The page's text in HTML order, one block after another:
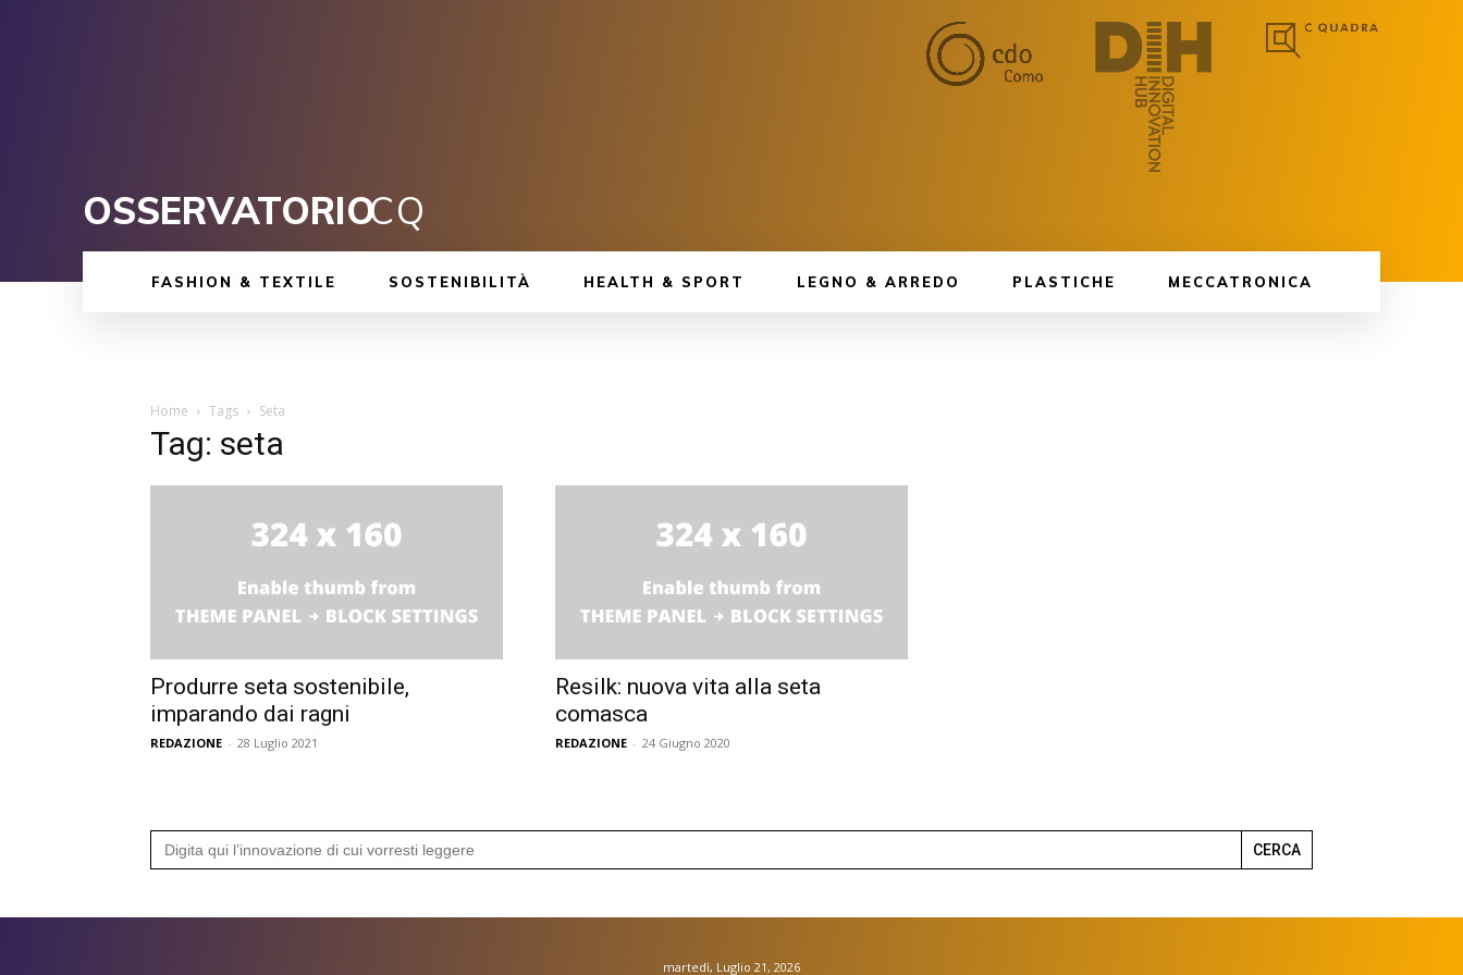
OSSERVATORIOCQ
FASHION & TEXTILE SOSTENIBILITÀ HEALTH & SPORT LEGNO & ARREDO PLASTICHE MECCATRONICA
Home Tags Seta
Tag: seta
Produrre seta sostenibile,
imparando dai ragni
REDAZIONE - 28 Luglio 2021
Resilk: nuova vita alla seta
comasca
REDAZIONE - 24 Giugno 2020
Search
for:
martedì, Luglio 21, 2026